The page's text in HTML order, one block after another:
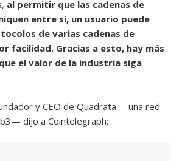
al permitir que las cadenas de
entre sí, un usuario puede
de varias cadenas de
facilidad. Gracias a esto, hay más
el valor de la industria siga
y CEO de Quadrata —una red
dijo a Cointelegraph: